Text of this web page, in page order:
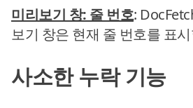
미리보기 창: 줄 번호:
보기 창은 현재 줄 번호를 표
사소한 누락 기능